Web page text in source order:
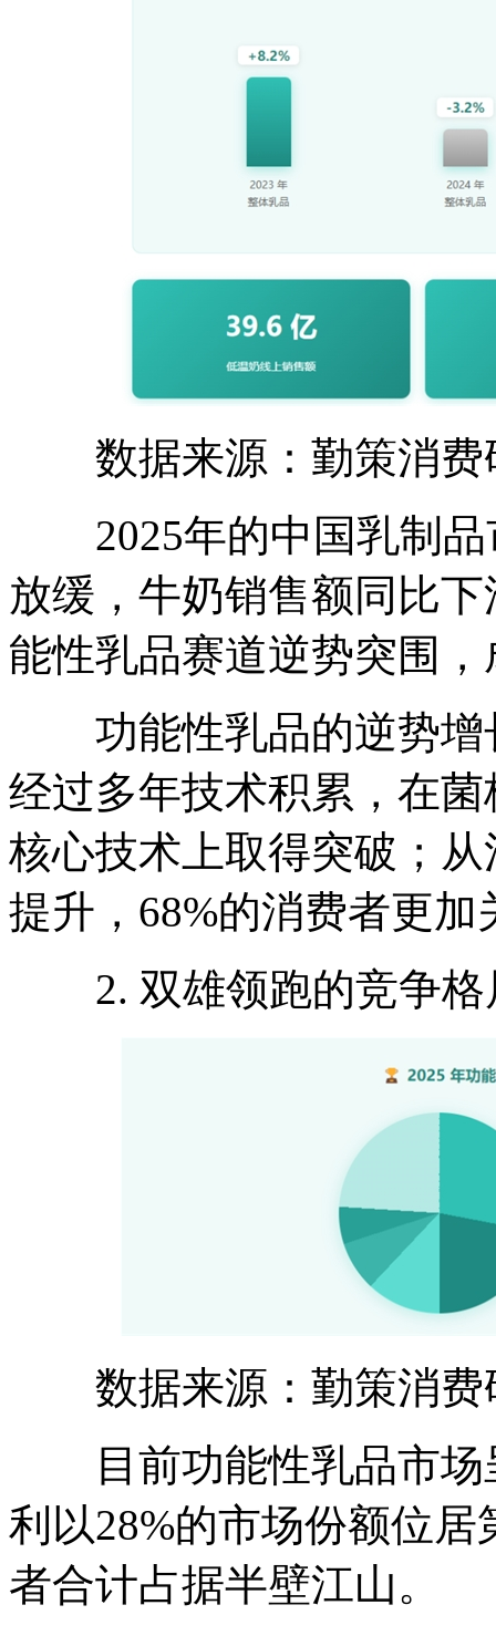
数据来源：勤策消费
2025年的中国乳制品
放缓，牛奶销售额同比
能性乳品赛道逆势突围
功能性乳品的逆势增
经过多年技术积累，在
核心技术上取得突破；
提升，68%的消费者更加
2. 双雄领跑的竞争格
数据来源：勤策消费
目前功能性乳品市场
利以28%的市场份额位
者合计占据半壁江山。